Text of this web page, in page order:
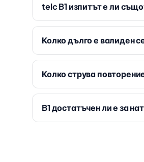
telc B1 изпитът е ли
Колко дълго е валиден
Колко струва
B1 достатъчен ли е за